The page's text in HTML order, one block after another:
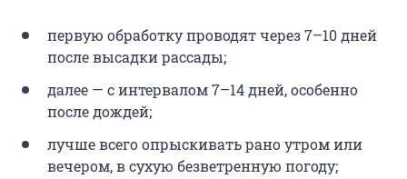
первую обработку проводят через 7–10 дней
после высадки рассады;
далее — с интервалом 7–14 дней, особенно
после дождей;
лучше всего опрыскивать рано утром или
вечером, в сухую безветренную погоду;